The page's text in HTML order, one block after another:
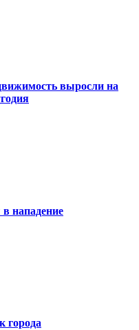
выросли на
нападение
города